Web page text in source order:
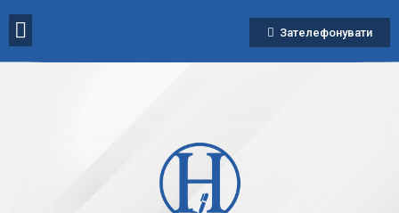
Зателефонувати